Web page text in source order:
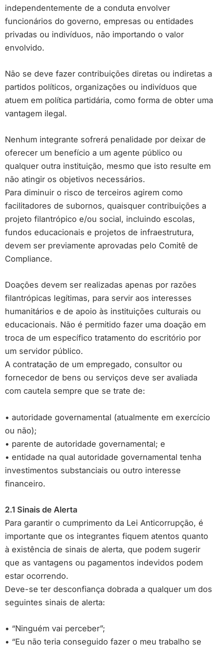
independentemente de a conduta envolver
funcionários do governo, empresas ou entidades
privadas ou indivíduos, não importando o valor
envolvido.
Não se deve fazer contribuições diretas ou indiretas a
partidos políticos, organizações ou indivíduos que
atuem em política partidária, como forma de obter uma
vantagem ilegal.
Nenhum integrante sofrerá penalidade por deixar de
oferecer um benefício a um agente público ou
qualquer outra instituição, mesmo que isto resulte em
não atingir os objetivos necessários.
Para diminuir o risco de terceiros agirem como
facilitadores de subornos, quaisquer contribuições a
projeto filantrópico e/ou social, incluindo escolas,
fundos educacionais e projetos de infraestrutura,
devem ser previamente aprovadas pelo Comitê de
Compliance.
Doações devem ser realizadas apenas por razões
filantrópicas legítimas, para servir aos interesses
humanitários e de apoio às instituições culturais ou
educacionais. Não é permitido fazer uma doação em
troca de um específico tratamento do escritório por
um servidor público.
A contratação de um empregado, consultor ou
fornecedor de bens ou serviços deve ser avaliada
com cautela sempre que se trate de:
• autoridade governamental (atualmente em exercício
ou não);
• parente de autoridade governamental; e
• entidade na qual autoridade governamental tenha
investimentos substanciais ou outro interesse
financeiro.
2.1 Sinais de Alerta
Para garantir o cumprimento da Lei Anticorrupção, é
importante que os integrantes fiquem atentos quanto
à existência de sinais de alerta, que podem sugerir
que as vantagens ou pagamentos indevidos podem
estar ocorrendo.
Deve-se ter desconfiança dobrada a qualquer um dos
seguintes sinais de alerta:
• “Ninguém vai perceber”;
• “Eu não teria conseguido fazer o meu trabalho se